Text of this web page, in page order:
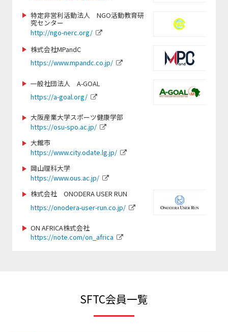
特定非営利活動法人 NGO活動教育研
究センター
http://ngo-nerc.org/
株式会社MPandC
https://www.mpandc.co.jp/
一般社団法人 A-GOAL
https://a-goal.org/
大阪産業大学スポーツ健康学部
https://osu-spo.ac.jp/
大館市
https://www.city.odate.lg.jp/
岡山理科大学
https://www.ous.ac.jp/
株式会社 ONODERA USER RUN
https://onodera-user-run.co.jp/
ON AFRICA株式会社
https://note.com/on_africa
https://gxa.co.jp/
https://gmss.jp
https://www.swimmy-ss.com/
https://www.nagoyaparkour.com/
https://www.scsagamihara.com/school/school
https://sbsso.com/
https://www.sports-f.co.jp/
https://www.sekisho.co.jp/
https://www.cozy-
sports.com/nagano-school/nagano/
https://jsfa-official.jp/
https://www.nittai.ac.jp/
https://jpn-gym.jp/
https://www.jtu.or.jp/
SFTC会員一覧